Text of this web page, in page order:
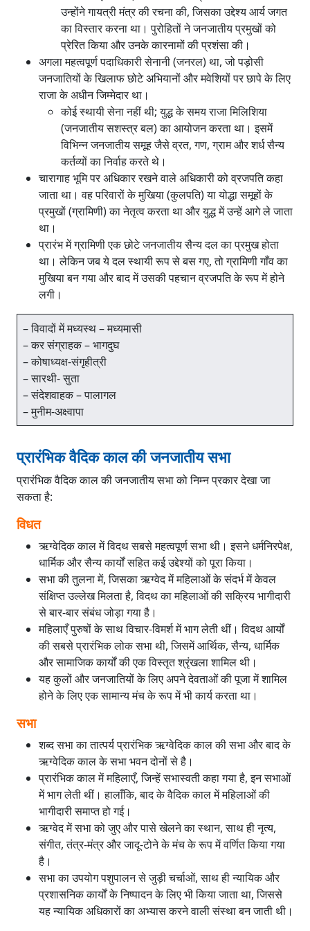
उन्होंने गायत्री मंत्र की रचना की, जिसका उद्देश्य आर्य जगत
का विस्तार करना था। पुरोहितों ने जनजातीय प्रमुखों को
प्रेरित किया और उनके कारनामों की प्रशंसा की।
अगला महत्वपूर्ण पदाधिकारी सेनानी (जनरल) था, जो पड़ोसी
जनजातियों के खिलाफ छोटे अभियानों और मवेशियों पर छापे के लिए
राजा के अधीन जिम्मेदार था।
कोई स्थायी सेना नहीं थी; युद्ध के समय राजा मिलिशिया
(जनजातीय सशस्त्र बल) का आयोजन करता था। इसमें
विभिन्न जनजातीय समूह जैसे व्रत, गण, ग्राम और शर्ध सैन्य
कर्तव्यों का निर्वाह करते थे।
चारागाह भूमि पर अधिकार रखने वाले अधिकारी को व्रजपति कहा
जाता था। वह परिवारों के मुखिया (कुलपति) या योद्धा समूहों के
प्रमुखों (ग्रामिणी) का नेतृत्व करता था और युद्ध में उन्हें आगे ले जाता
था।
प्रारंभ में ग्रामिणी एक छोटे जनजातीय सैन्य दल का प्रमुख होता
था। लेकिन जब ये दल स्थायी रूप से बस गए, तो ग्रामिणी गाँव का
मुखिया बन गया और बाद में उसकी पहचान व्रजपति के रूप में होने
लगी।
– विवादों में मध्यस्थ – मध्यमासी
– कर संग्राहक – भागदुघ
– कोषाध्यक्ष-संगृहीत्री
– सारथी- सुता
– संदेशवाहक – पालागल
– मुनीम-अक्ष्वापा
प्रारंभिक वैदिक काल की जनजातीय सभा
प्रारंभिक वैदिक काल की जनजातीय सभा को निम्न प्रकार देखा जा
सकता है:
विधत
ऋग्वेदिक काल में विदथ सबसे महत्वपूर्ण सभा थी। इसने धर्मनिरपेक्ष,
धार्मिक और सैन्य कार्यों सहित कई उद्देश्यों को पूरा किया।
सभा की तुलना में, जिसका ऋग्वेद में महिलाओं के संदर्भ में केवल
संक्षिप्त उल्लेख मिलता है, विदथ का महिलाओं की सक्रिय भागीदारी
से बार-बार संबंध जोड़ा गया है।
महिलाएँ पुरुषों के साथ विचार-विमर्श में भाग लेती थीं। विदथ आर्यों
की सबसे प्रारंभिक लोक सभा थी, जिसमें आर्थिक, सैन्य, धार्मिक
और सामाजिक कार्यों की एक विस्तृत श्रृंखला शामिल थी।
यह कुलों और जनजातियों के लिए अपने देवताओं की पूजा में शामिल
होने के लिए एक सामान्य मंच के रूप में भी कार्य करता था।
सभा
शब्द सभा का तात्पर्य प्रारंभिक ऋग्वेदिक काल की सभा और बाद के
ऋग्वेदिक काल के सभा भवन दोनों से है।
प्रारंभिक काल में महिलाएँ, जिन्हें सभास्वती कहा गया है, इन सभाओं
में भाग लेती थीं। हालाँकि, बाद के वैदिक काल में महिलाओं की
भागीदारी समाप्त हो गई।
ऋग्वेद में सभा को जुए और पासे खेलने का स्थान, साथ ही नृत्य,
संगीत, तंत्र-मंत्र और जादू-टोने के मंच के रूप में वर्णित किया गया
है।
सभा का उपयोग पशुपालन से जुड़ी चर्चाओं, साथ ही न्यायिक और
प्रशासनिक कार्यों के निष्पादन के लिए भी किया जाता था, जिससे
यह न्यायिक अधिकारों का अभ्यास करने वाली संस्था बन जाती थी।